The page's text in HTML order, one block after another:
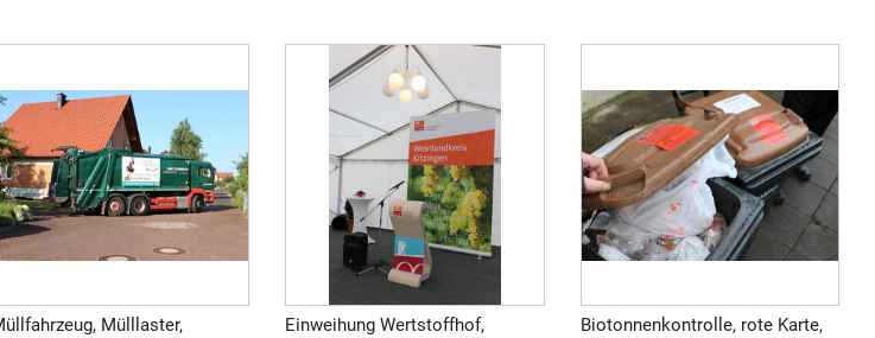
Mülllaster,
Einweihung Wertstoffhof,
Biotonnenkontrolle, rote Karte,